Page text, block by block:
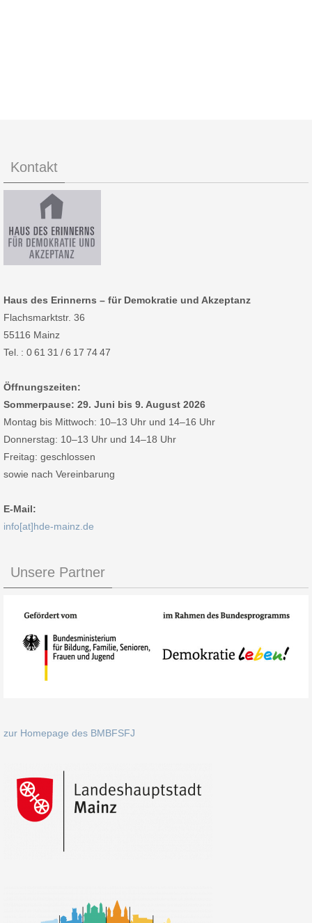
Kontakt
Haus des Erinnerns – für Demokratie und Akzeptanz
Flachsmarktstr. 36
55116 Mainz
Tel. : 0 61 31 / 6 17 74 47
Öffnungszeiten:
Sommerpause: 29. Juni bis 9. August 2026
Montag bis Mittwoch: 10–13 Uhr und 14–16 Uhr
Donnerstag: 10–13 Uhr und 14–18 Uhr
Freitag: geschlossen
sowie nach Vereinbarung
E-Mail:
info[at]hde-mainz.de
Unsere Partner
zur Homepage des BMBFSFJ